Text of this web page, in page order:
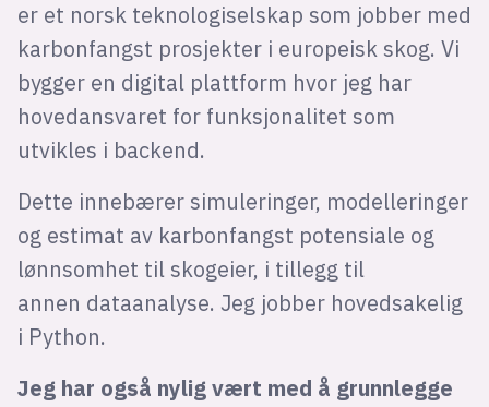
er et norsk teknologiselskap som jobber med
karbonfangst prosjekter i europeisk skog. Vi
bygger en digital plattform hvor jeg har
hovedansvaret for funksjonalitet som
utvikles i backend.
Dette innebærer simuleringer, modelleringer
og estimat av karbonfangst potensiale og
lønnsomhet til skogeier, i tillegg til
annen dataanalyse. Jeg jobber hovedsakelig
i Python.
Jeg har også nylig vært med å grunnlegge